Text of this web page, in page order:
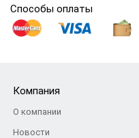
Способы оплаты
Компания
О компании
Новости